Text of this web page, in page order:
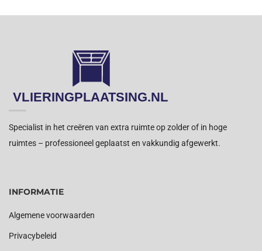
Specialist in het creëren van extra ruimte op zolder of in hoge
ruimtes – professioneel geplaatst en vakkundig afgewerkt.
INFORMATIE
Algemene voorwaarden
Privacybeleid